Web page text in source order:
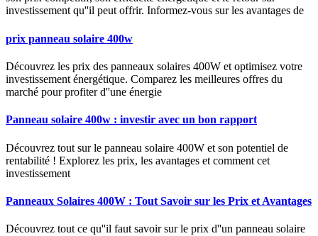
investissement qu''il peut offrir. Informez-vous sur les avantages de
prix panneau solaire 400w
Découvrez les prix des panneaux solaires 400W et optimisez votre
investissement énergétique. Comparez les meilleures offres du
marché pour profiter d''une énergie
Panneau solaire 400w : investir avec un bon rapport
Découvrez tout sur le panneau solaire 400W et son potentiel de
rentabilité ! Explorez les prix, les avantages et comment cet
investissement
Panneaux Solaires 400W : Tout Savoir sur les Prix et Avantages
Découvrez tout ce qu''il faut savoir sur le prix d''un panneau solaire